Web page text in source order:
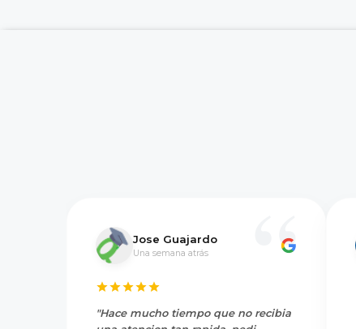
Jose Guajardo
Una semana atrás
"Hace mucho tiempo que no recibia